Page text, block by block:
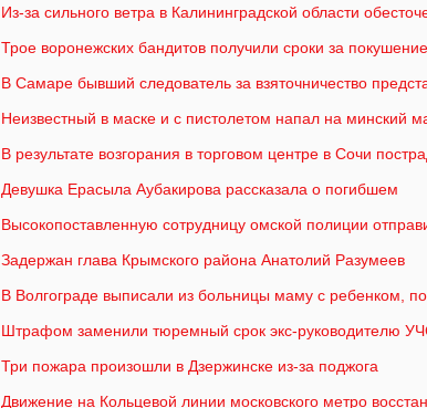
Из-за сильного ветра в Калининградской области
Трое воронежских бандитов получили сроки за
В Самаре бывший следователь за взяточничество
Неизвестный в маске и с пистолетом напал на минский
В результате возгорания в торговом центре в Сочи
Девушка Ерасыла Аубакирова рассказала о погибшем
Высокопоставленную сотрудницу омской полиции
Задержан глава Крымского района Анатолий Разумеев
В Волгограде выписали из больницы маму с ребенком,
Штрафом заменили тюремный срок экс-руководителю
Три пожара произошли в Дзержинске из-за поджога
Движение на Кольцевой линии московского метро